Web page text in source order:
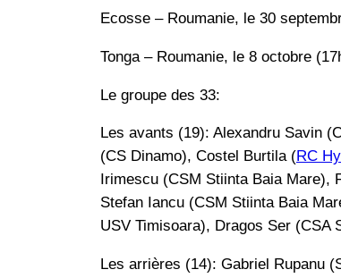
Ecosse – Roumanie, le 30
Tonga – Roumanie, le 8 octobre
Le groupe des 33:
Les avants (19): Alexandru Savin
(CS Dinamo), Costel Burtila (RC
Irimescu (CSM Stiinta Baia Mare),
Stefan Iancu (CSM Stiinta Baia
USV Timisoara), Dragos Ser (CSA
Les arrières (14): Gabriel Rupanu